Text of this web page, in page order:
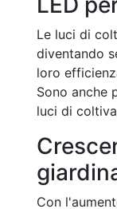
Le luci di
diventando
loro
Sono anche
luci di
Con